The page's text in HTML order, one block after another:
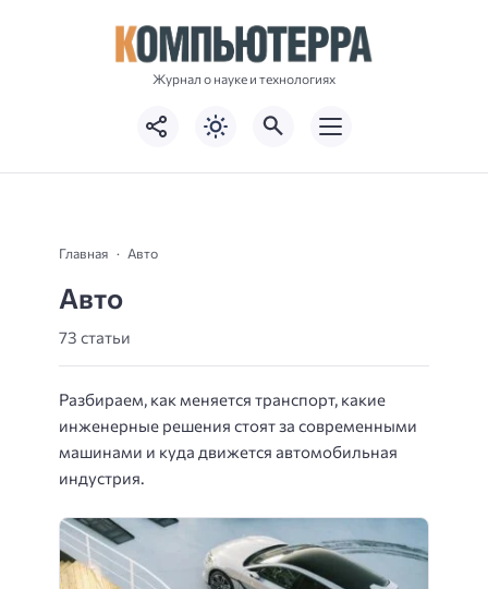
Журнал о науке и технологиях
Главная Авто
Авто
73 статьи
Разбираем, как меняется транспорт, какие
инженерные решения стоят за современными
машинами и куда движется автомобильная
индустрия.